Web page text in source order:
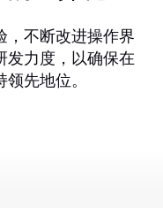
，不断改进操作界
发力度，以确保在
先地位。